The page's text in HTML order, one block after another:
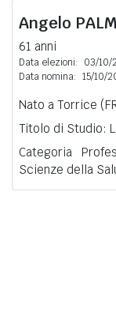
Angelo
61 anni
Data elezioni:
03/10/
Data nomina: 15/10/
Nato a Torrice
Titolo di Studio:
Categoria
Scienze della